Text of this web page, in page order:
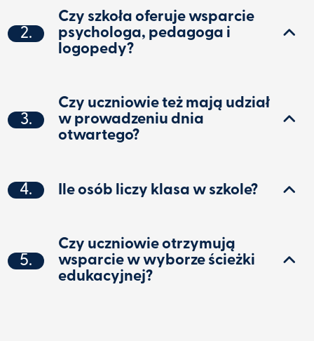
2.
Czy szkoła oferuje wsparcie
psychologa, pedagoga i
logopedy?
3.
Czy uczniowie też mają udział
w prowadzeniu dnia
otwartego?
4. Ile osób liczy klasa w szkole?
5.
Czy uczniowie otrzymują
wsparcie w wyborze ścieżki
edukacyjnej?